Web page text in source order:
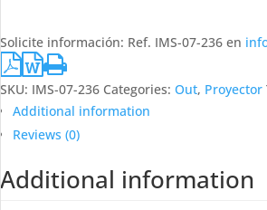
Solicite información: Ref. IMS-07-236 en
SKU: IMS-07-236 Categories:Out, Proyector
Additional information
Reviews (0)
Additional information